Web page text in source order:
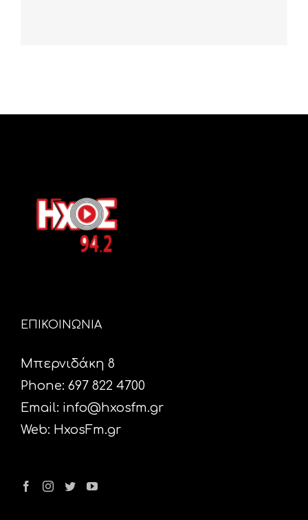
ΕΠΙΚΟΙΝΩΝΙΑ
Μπερνιδάκη 8
Phone: 697 822 4700
Email: info@hxosfm.gr
Web: HxosFm.gr